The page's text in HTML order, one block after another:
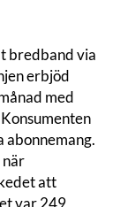
bredband via
erbjöd
med
abonnemang.
när
att
var 249